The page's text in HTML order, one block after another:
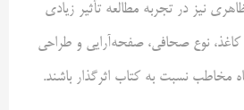
نیز در تجربه مطالعه تأثیر زیادی
کاغذ، نوع صحافی، صفحه‌آرایی و طراحی
مخاطب نسبت به کتاب اثرگذار باشند.